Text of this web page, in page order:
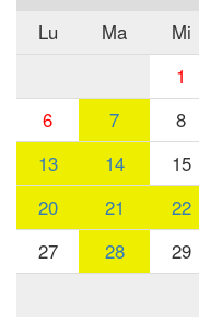
Lu
Ma Mi
1
6
7 8
13
14 15
20
21 22
27
28 29